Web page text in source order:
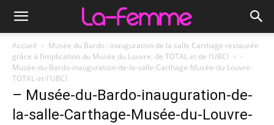
Accueil
Musée du Bardo : inauguration de la salle Carthage restaurée
grâce à l’implication du Musée du Louvre, de TOTAL et de l’UBCI
-
Musée-du-Bardo-inauguration-de-la-salle-Carthage-Musée-du-Louvre-
TOTAL-et-l'UBCI
– Musée-du-Bardo-inauguration-de-
la-salle-Carthage-Musée-du-Louvre-